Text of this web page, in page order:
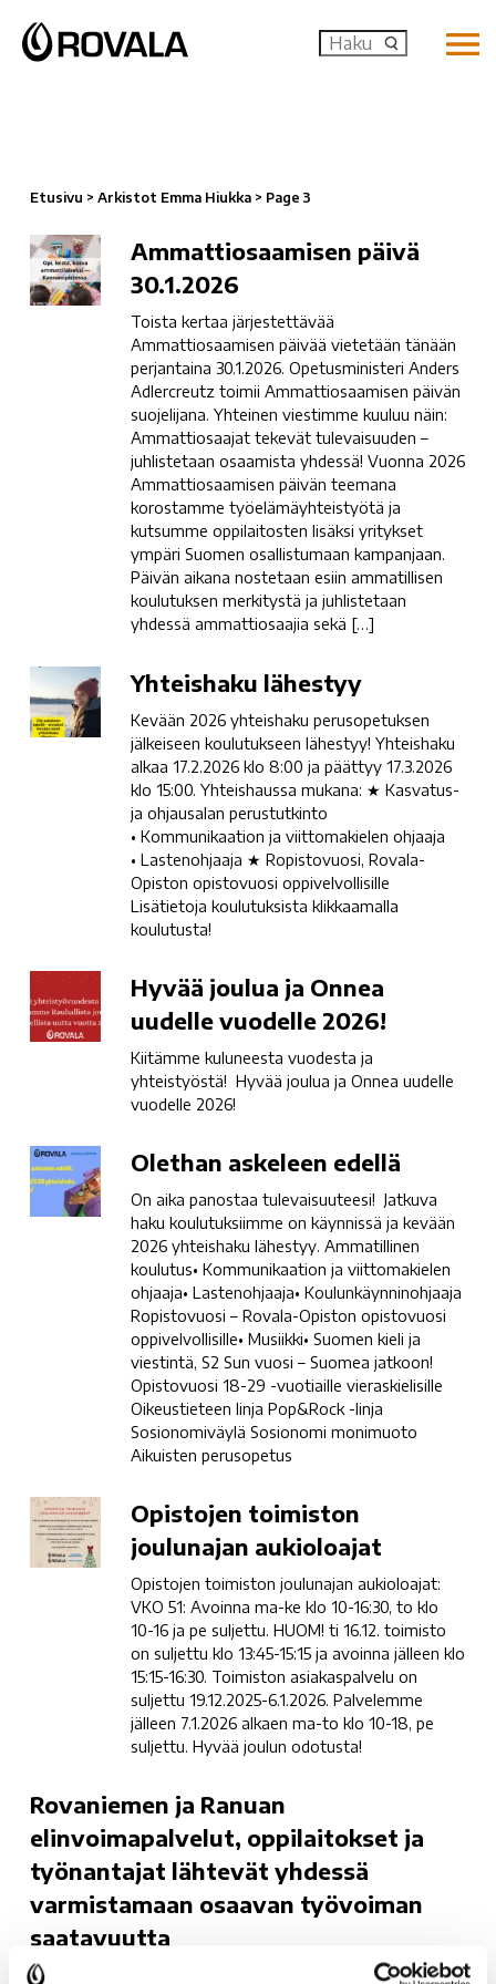
Etusivu >Arkistot Emma Hiukka > Page 3
Ammattiosaamisen
päivä
30.1.2026
Ammattiosaamisen päivä
30.1.2026
Toista kertaa järjestettävää
Ammattiosaamisen päivää vietetään tänään
perjantaina 30.1.2026. Opetusministeri Anders
Adlercreutz toimii Ammattiosaamisen päivän
suojelijana. Yhteinen viestimme kuuluu näin:
Ammattiosaajat tekevät tulevaisuuden –
juhlistetaan osaamista yhdessä! Vuonna 2026
Ammattiosaamisen päivän teemana
korostamme työelämäyhteistyötä ja
kutsumme oppilaitosten lisäksi yritykset
ympäri Suomen osallistumaan kampanjaan.
Päivän aikana nostetaan esiin ammatillisen
koulutuksen merkitystä ja juhlistetaan
yhdessä ammattiosaajia sekä […]
Yhteishaku
lähestyy
Yhteishaku lähestyy
Kevään 2026 yhteishaku perusopetuksen
jälkeiseen koulutukseen lähestyy! Yhteishaku
alkaa 17.2.2026 klo 8:00 ja päättyy 17.3.2026
klo 15:00. Yhteishaussa mukana: ★ Kasvatus-
ja ohjausalan perustutkinto
• Kommunikaation ja viittomakielen ohjaaja
• Lastenohjaaja ★ Ropistovuosi, Rovala-
Opiston opistovuosi oppivelvollisille
Lisätietoja koulutuksista klikkaamalla
koulutusta!
joulua
2026!
Hyvää joulua ja Onnea
uudelle vuodelle 2026!
Kiitämme kuluneesta vuodesta ja
yhteistyöstä! Hyvää joulua ja Onnea uudelle
vuodelle 2026!
Olethan
askeleen
edellä
Olethan askeleen edellä
On aika panostaa tulevaisuuteesi! Jatkuva
haku koulutuksiimme on käynnissä ja kevään
2026 yhteishaku lähestyy. Ammatillinen
koulutus• Kommunikaation ja viittomakielen
ohjaaja• Lastenohjaaja• Koulunkäynninohjaaja
Ropistovuosi – Rovala-Opiston opistovuosi
oppivelvollisille• Musiikki• Suomen kieli ja
viestintä, S2 Sun vuosi – Suomea jatkoon!
Opistovuosi 18-29 -vuotiaille vieraskielisille
Oikeustieteen linja Pop&Rock -linja
Sosionomiväylä Sosionomi monimuoto
Aikuisten perusopetus
Opistojen
toimiston
joulunajan
Opistojen toimiston
joulunajan aukioloajat
Opistojen toimiston joulunajan aukioloajat:
VKO 51: Avoinna ma-ke klo 10-16:30, to klo
10-16 ja pe suljettu. HUOM! ti 16.12. toimisto
on suljettu klo 13:45-15:15 ja avoinna jälleen klo
15:15-16:30. Toimiston asiakaspalvelu on
suljettu 19.12.2025-6.1.2026. Palvelemme
jälleen 7.1.2026 alkaen ma-to klo 10-18, pe
suljettu. Hyvää joulun odotusta!
Rovaniemen
Ranuan
elinvoimapalvelut,
oppilaitokset
ja
työnantajat
Rovaniemen ja Ranuan
elinvoimapalvelut, oppilaitokset ja
työnantajat lähtevät yhdessä
varmistamaan osaavan työvoiman
saatavuutta
Rovaniemen ja Ranuan elinvoimapalvelut, oppilaitokset ja